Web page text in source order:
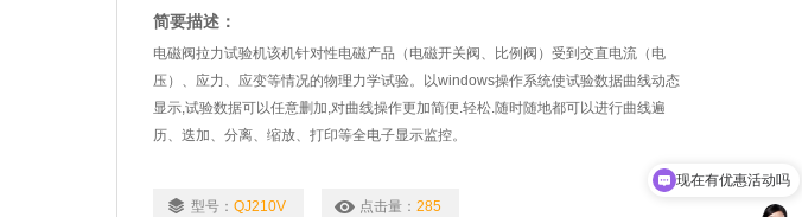
简要描述：
电磁阀拉力试验机该机针对性电磁产品（电磁开关阀、比例阀）受到交直电流（电
压）、应力、应变等情况的物理力学试验。以windows操作系统使试验数据曲线动态
显示,试验数据可以任意删加,对曲线操作更加简便.轻松.随时随地都可以进行曲线遍
历、迭加、分离、缩放、打印等全电子显示监控。
型号： QJ210V 点击量： 285
可以介绍下你们的产品么